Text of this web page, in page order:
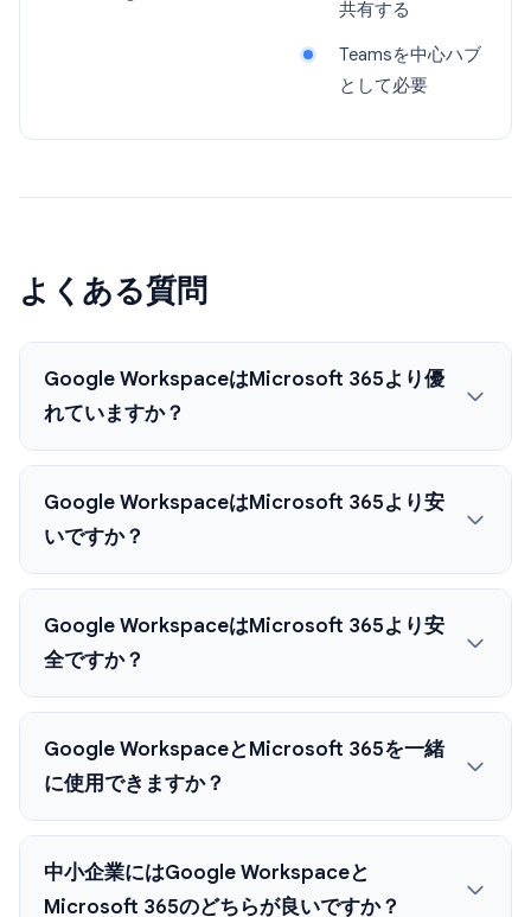
共有する
Teamsを中心ハブ
として必要
よくある質問
Google WorkspaceはMicrosoft 365より優
れていますか？
Google WorkspaceはMicrosoft 365より安
いですか？
Google WorkspaceはMicrosoft 365より安
全ですか？
Google WorkspaceとMicrosoft 365を一緒
に使用できますか？
中小企業にはGoogle Workspaceと
Microsoft 365のどちらが良いですか？